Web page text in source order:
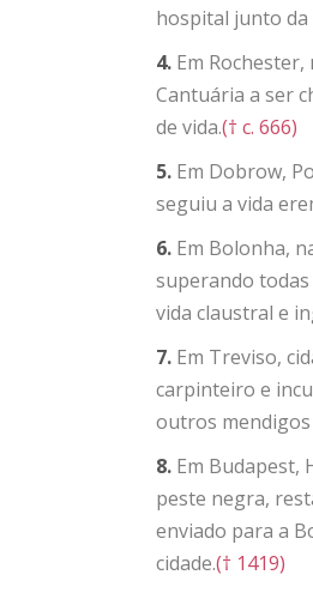
hospital junto da
4. Em
Cantuária a ser
de vida.(† c. 666)
5. Em Dobrow,
seguiu a vida
6. Em Bolonha,
superando
vida claustral e
7. Em Treviso,
carpinteiro e
outros mendigos
8. Em Budapest,
peste negra,
enviado para a
cidade.(† 1419)